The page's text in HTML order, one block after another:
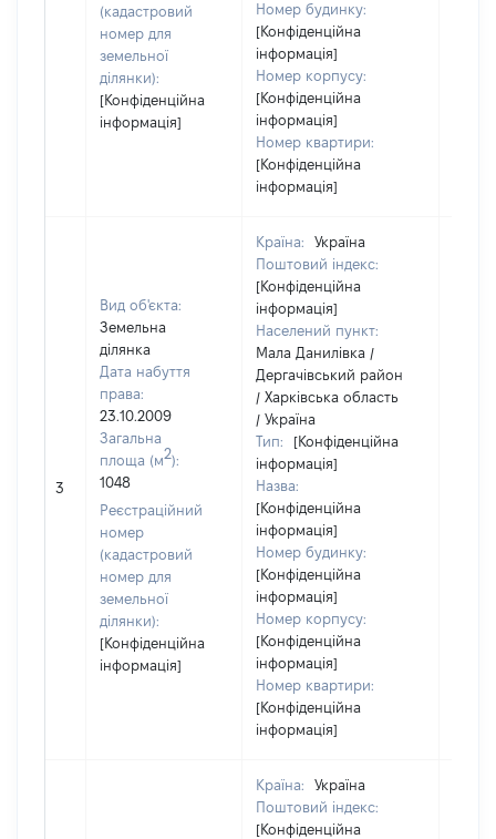
(кадастровий
номер для
земельної
ділянки):
[Конфіденційна
інформація]
Номер будинку:
[Конфіденційна
інформація]
Номер корпусу:
[Конфіденційна
інформація]
Номер квартири:
[Конфіденційна
інформація]
3
Вид об'єкта:
Земельна
ділянка
Дата набуття
права:
23.10.2009
Загальна
площа (м2):
1048
Реєстраційний
номер
(кадастровий
номер для
земельної
ділянки):
[Конфіденційна
інформація]
Країна:
Україна
Поштовий індекс:
[Конфіденційна
інформація]
Населений пункт:
Мала Данилівка /
Дергачівський район
/ Харківська область
/ Україна
Тип:
[Конфіденційна
інформація]
Назва:
[Конфіденційна
інформація]
Номер будинку:
[Конфіденційна
інформація]
Номер корпусу:
[Конфіденційна
інформація]
Номер квартири:
[Конфіденційна
інформація]
Країна:
Україна
Поштовий індекс:
[Конфіденційна